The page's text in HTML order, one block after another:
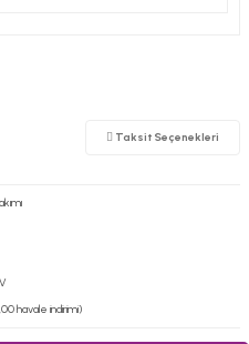
Taksit Seçenekleri
havale indirimi)